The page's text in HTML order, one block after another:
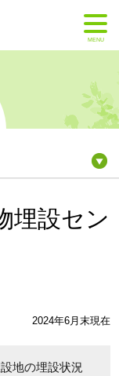
MENU
埋設セン
2024年6月末現在
地の埋設状況